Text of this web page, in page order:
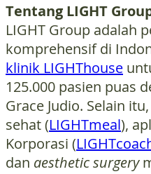
Tentang LIGHT
LIGHT Group adalah
komprehensif di
klinik LIGHThouse
125.000 pasien puas
Grace Judio. Selain
sehat (LIGHTmeal),
Korporasi (
dan aesthetic surgery